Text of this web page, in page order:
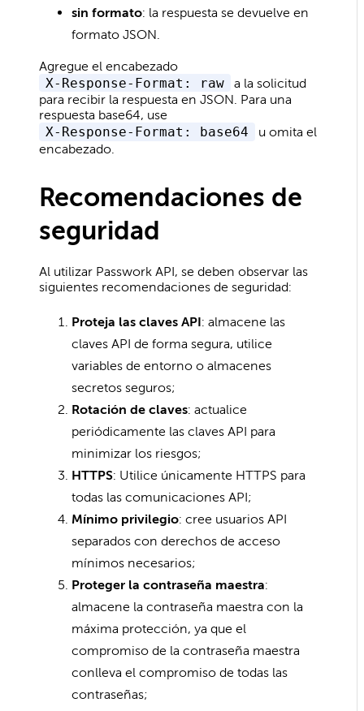
sin formato: la respuesta se devuelve en
formato JSON.
Agregue el encabezado
X-Response-Format: raw
a la solicitud
para recibir la respuesta en JSON. Para una
respuesta base64, use
X-Response-Format: base64
u omita el
encabezado.
Recomendaciones de
seguridad
Al utilizar Passwork API, se deben observar las
siguientes recomendaciones de seguridad:
Proteja las claves API: almacene las
claves API de forma segura, utilice
variables de entorno o almacenes
secretos seguros;
Rotación de claves: actualice
periódicamente las claves API para
minimizar los riesgos;
HTTPS: Utilice únicamente HTTPS para
todas las comunicaciones API;
Mínimo privilegio: cree usuarios API
separados con derechos de acceso
mínimos necesarios;
Proteger la contraseña maestra:
almacene la contraseña maestra con la
máxima protección, ya que el
compromiso de la contraseña maestra
conlleva el compromiso de todas las
contraseñas;